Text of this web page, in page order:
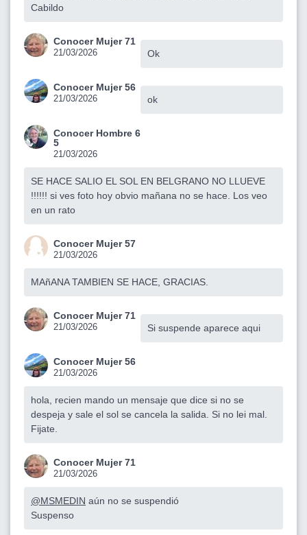
Cabildo
Conocer Mujer 71
21/03/2026 Ok
Conocer Mujer 56
21/03/2026 ok
Conocer Hombre 6
5
21/03/2026
SE HACE SALIO EL SOL EN BELGRANO NO LLUEVE
!!!!!! si ves foto hoy obvio mañana no se hace. Los veo
en un rato
Conocer Mujer 57
21/03/2026
MAñANA TAMBIEN SE HACE, GRACIAS.
Conocer Mujer 71
21/03/2026 Si suspende aparece aqui
Conocer Mujer 56
21/03/2026
hola, recien mando un mensaje que dice si no se
despeja y sale el sol se cancela la salida. Si no lei mal.
Fijate.
Conocer Mujer 71
21/03/2026
@MSMEDIN aún no se suspendió
Suspenso